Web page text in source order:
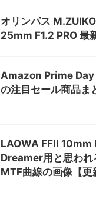
オリンパス
25mm F1.2 PRO 最
Amazon Prime Day
の注目セール商品ま
LAOWA FFII 10mm
Dreamer用と思われ
MTF曲線の画像【更